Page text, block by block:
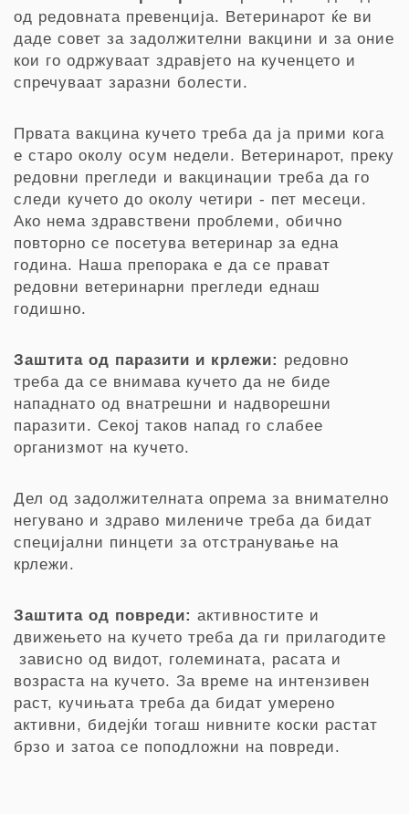
од редовната превенција. Ветеринарот ќе ви
даде совет за задолжителни вакцини и за оние
кои го одржуваат здравјето на кученцето и
спречуваат заразни болести.
Првата вакцина кучето треба да ја прими кога
е старо околу осум недели. Ветеринарот, преку
редовни прегледи и вакцинации треба да го
следи кучето до околу четири - пет месеци.
Ако нема здравствени проблеми, обично
повторно се посетува ветеринар за една
година. Наша препорака е да се прават
редовни ветеринарни прегледи еднаш
годишно.
Заштита од паразити и крлежи: редовно
треба да се внимава кучето да не биде
нападнато од внатрешни и надворешни
паразити. Секој таков напад го слабее
организмот на кучето.
Дел од задолжителната опрема за внимателно
негувано и здраво милениче треба да бидат
специјални пинцети за отстранување на
крлежи.
Заштита од повреди: активностите и
движењето на кучето треба да ги прилагодите
зависно од видот, големината, расата и
возраста на кучето. За време на интензивен
раст, кучињата треба да бидат умерено
активни, бидејќи тогаш нивните коски растат
брзо и затоа се поподложни на повреди.